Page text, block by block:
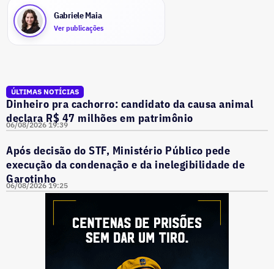
Gabriele Maia
Ver publicações
ÚLTIMAS NOTÍCIAS
Dinheiro pra cachorro: candidato da causa animal
declara R$ 47 milhões em patrimônio
06/08/2026 19:39
Após decisão do STF, Ministério Público pede
execução da condenação e da inelegibilidade de
Garotinho
06/08/2026 19:25